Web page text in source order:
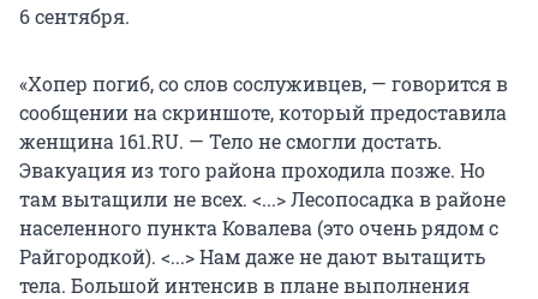
6 сентября.
«Хопер погиб, со слов сослуживцев, — говорится в
сообщении на скриншоте, который предоставила
женщина 161.RU. — Тело не смогли достать.
Эвакуация из того района проходила позже. Но
там вытащили не всех. <...> Лесопосадка в районе
населенного пункта Ковалева (это очень рядом с
Райгородкой). <...> Нам даже не дают вытащить
тела. Большой интенсив в плане выполнения